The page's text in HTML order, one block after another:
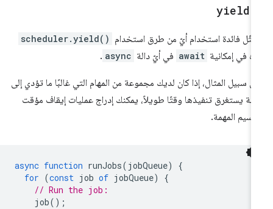
yield(
فائدة استخدام أيّ من طرق استخدام scheduler.yield()
في إمكانية await في أيّ دالة async
.
سبيل المثال، إذا كان لديك مجموعة من المهام التي غالبًا ما تؤدي إلى
يستغرق تنفيذها وقتًا طويلاً، يمكنك إدراج عمليات إيقاف مؤقت
المهمة.
async function runJobs(jobQueue
for (const job of jobQueue
// Run the job:
job